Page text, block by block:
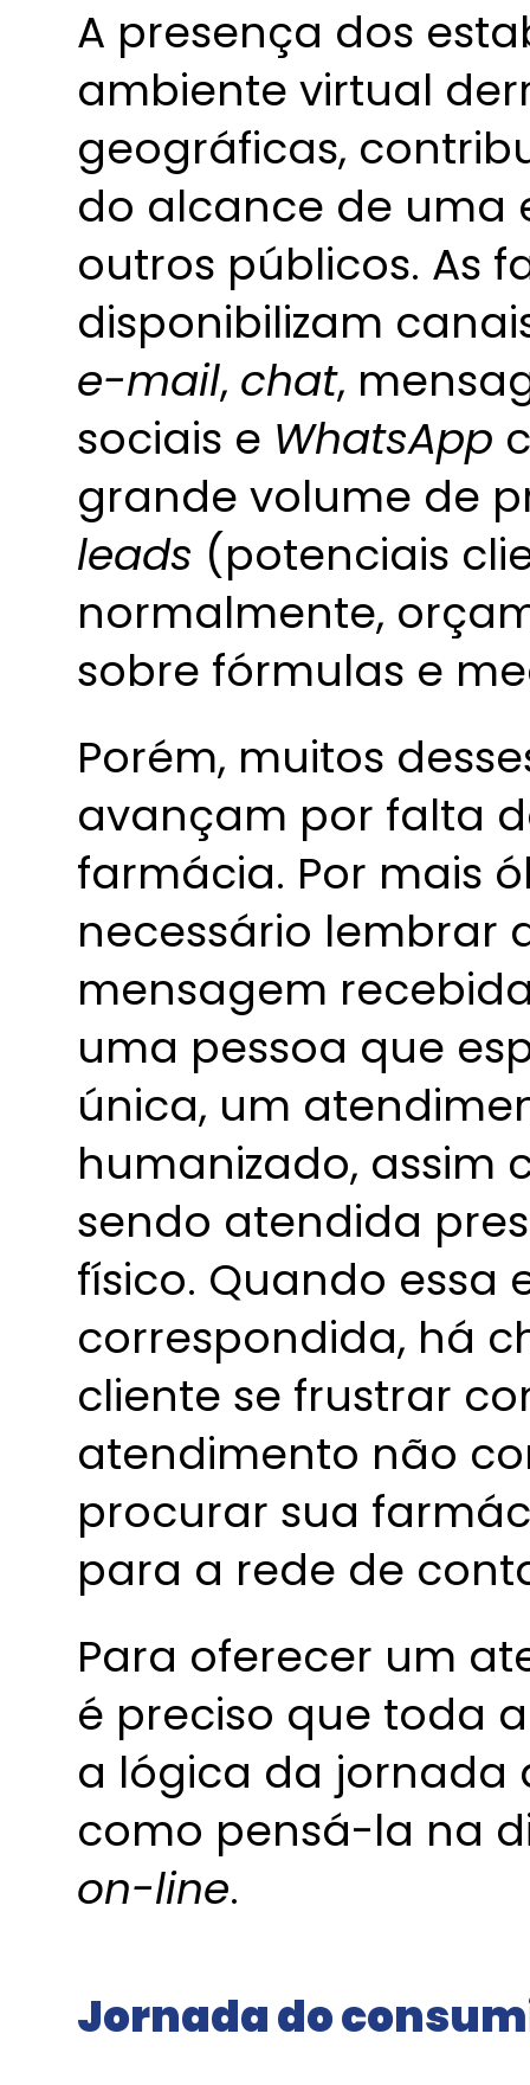
A presença dos
ambiente virtual
geográficas,
do alcance de uma
outros públicos. As
disponibilizam
e-mail, chat,
sociais e WhatsApp
grande volume de
leads (potenciais
normalmente,
sobre fórmulas e
Porém, muitos
avançam por falta
farmácia. Por mais
necessário lembrar
mensagem
uma pessoa que
única, um
humanizado, assim
sendo atendida
físico. Quando essa
correspondida, há
cliente se frustrar
atendimento não
procurar sua
para a rede de
Para oferecer um
é preciso que toda
a lógica da jornada
como pensá-la na
on-line.
Jornada do